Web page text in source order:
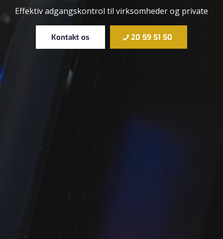
Effektiv adgangskontrol til virksomheder og private
Kontakt os 20 59 51 50